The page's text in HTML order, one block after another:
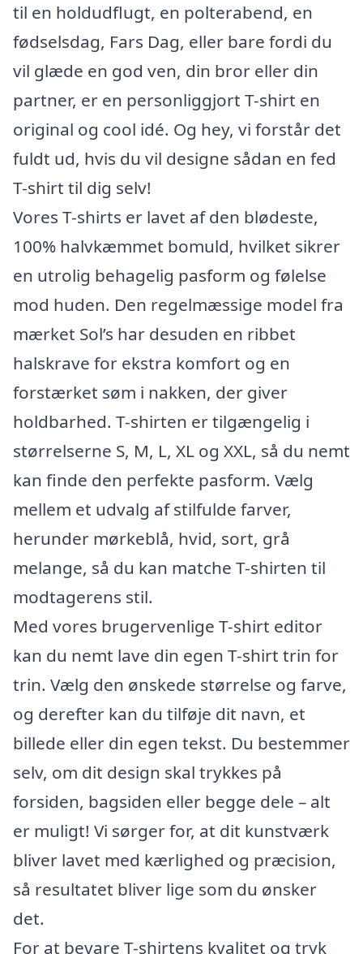
til en holdudflugt, en polterabend, en
fødselsdag, Fars Dag, eller bare fordi du
vil glæde en god ven, din bror eller din
partner, er en personliggjort T-shirt en
original og cool idé. Og hey, vi forstår det
fuldt ud, hvis du vil designe sådan en fed
T-shirt til dig selv!
Vores T-shirts er lavet af den blødeste,
100% halvkæmmet bomuld, hvilket sikrer
en utrolig behagelig pasform og følelse
mod huden. Den regelmæssige model fra
mærket Sol’s har desuden en ribbet
halskrave for ekstra komfort og en
forstærket søm i nakken, der giver
holdbarhed. T-shirten er tilgængelig i
størrelserne S, M, L, XL og XXL, så du nemt
kan finde den perfekte pasform. Vælg
mellem et udvalg af stilfulde farver,
herunder mørkeblå, hvid, sort, grå
melange, så du kan matche T-shirten til
modtagerens stil.
Med vores brugervenlige T-shirt editor
kan du nemt lave din egen T-shirt trin for
trin. Vælg den ønskede størrelse og farve,
og derefter kan du tilføje dit navn, et
billede eller din egen tekst. Du bestemmer
selv, om dit design skal trykkes på
forsiden, bagsiden eller begge dele – alt
er muligt! Vi sørger for, at dit kunstværk
bliver lavet med kærlighed og præcision,
så resultatet bliver lige som du ønsker
det.
For at bevare T-shirtens kvalitet og tryk